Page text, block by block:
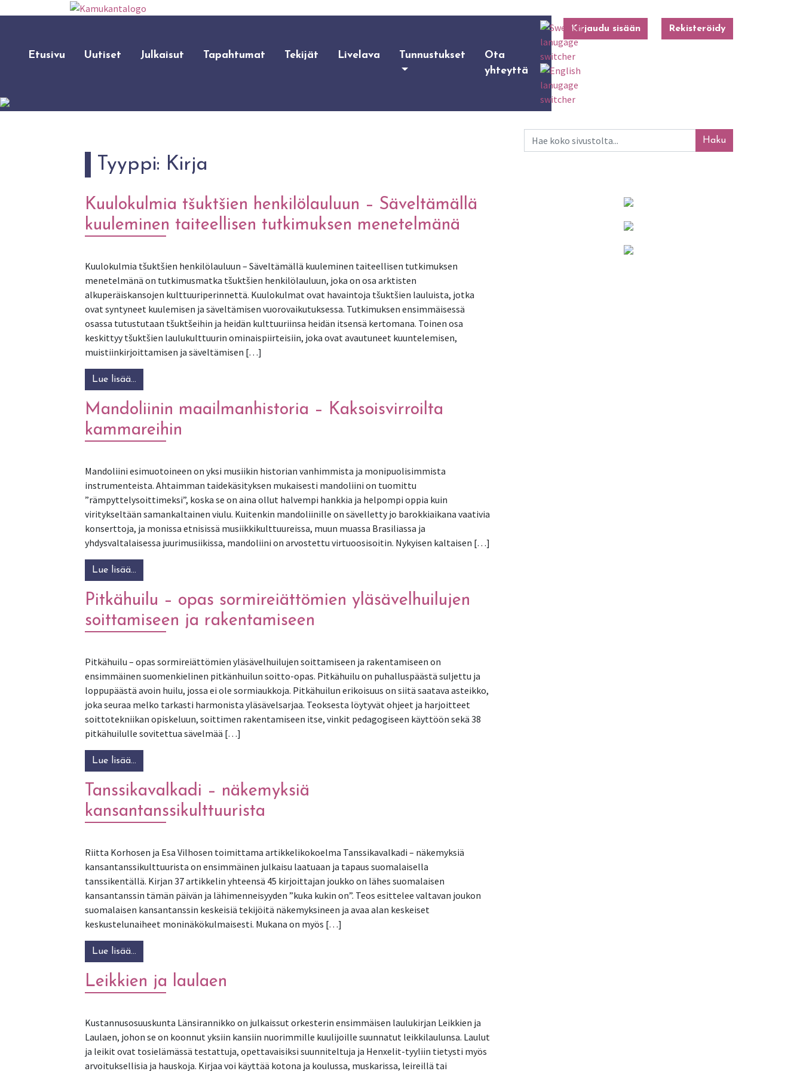
Kirjaudu sisään Rekisteröidy
Etusivu Uutiset Julkaisut Tapahtumat Tekijät Livelava Tunnustukset
Ota
yhteyttä
Tyyppi: Kirja
Kuulokulmia tšuktšien henkilölauluun – Säveltämällä
kuuleminen taiteellisen tutkimuksen menetelmänä
Kuulokulmia tšuktšien henkilölauluun – Säveltämällä kuuleminen taiteellisen tutkimuksen
menetelmänä on tutkimusmatka tšuktšien henkilölauluun, joka on osa arktisten
alkuperäiskansojen kulttuuriperinnettä. Kuulokulmat ovat havaintoja tšuktšien lauluista, jotka
ovat syntyneet kuulemisen ja säveltämisen vuorovaikutuksessa. Tutkimuksen ensimmäisessä
osassa tutustutaan tšuktšeihin ja heidän kulttuuriinsa heidän itsensä kertomana. Toinen osa
keskittyy tšuktšien laulukulttuurin ominaispiirteisiin, joka ovat avautuneet kuuntelemisen,
muistiinkirjoittamisen ja säveltämisen […]
Lue lisää…
Mandoliinin maailmanhistoria – Kaksoisvirroilta
kammareihin
Mandoliini esimuotoineen on yksi musiikin historian vanhimmista ja monipuolisimmista
instrumenteista. Ahtaimman taidekäsityksen mukaisesti mandoliini on tuomittu
”rämpyttelysoittimeksi”, koska se on aina ollut halvempi hankkia ja helpompi oppia kuin
viritykseltään samankaltainen viulu. Kuitenkin mandoliinille on sävelletty jo barokkiaikana vaativia
konserttoja, ja monissa etnisissä musiikkikulttuureissa, muun muassa Brasiliassa ja
yhdysvaltalaisessa juurimusiikissa, mandoliini on arvostettu virtuoosisoitin. Nykyisen kaltaisen […]
Lue lisää…
Pitkähuilu – opas sormireiättömien yläsävelhuilujen
soittamiseen ja rakentamiseen
Pitkähuilu – opas sormireiättömien yläsävelhuilujen soittamiseen ja rakentamiseen on
ensimmäinen suomenkielinen pitkänhuilun soitto-opas. Pitkähuilu on puhalluspäästä suljettu ja
loppupäästä avoin huilu, jossa ei ole sormiaukkoja. Pitkähuilun erikoisuus on siitä saatava asteikko,
joka seuraa melko tarkasti harmonista yläsävelsarjaa. Teoksesta löytyvät ohjeet ja harjoitteet
soittotekniikan opiskeluun, soittimen rakentamiseen itse, vinkit pedagogiseen käyttöön sekä 38
pitkähuilulle sovitettua sävelmää […]
Lue lisää…
Tanssikavalkadi – näkemyksiä
kansantanssikulttuurista
Riitta Korhosen ja Esa Vilhosen toimittama artikkelikokoelma Tanssikavalkadi – näkemyksiä
kansantanssikulttuurista on ensimmäinen julkaisu laatuaan ja tapaus suomalaisella
tanssikentällä. Kirjan 37 artikkelin yhteensä 45 kirjoittajan joukko on lähes suomalaisen
kansantanssin tämän päivän ja lähimenneisyyden ”kuka kukin on”. Teos esittelee valtavan joukon
suomalaisen kansantanssin keskeisiä tekijöitä näkemyksineen ja avaa alan keskeiset
keskustelunaiheet moninäkökulmaisesti. Mukana on myös […]
Lue lisää…
Leikkien ja laulaen
Kustannusosuuskunta Länsirannikko on julkaissut orkesterin ensimmäisen laulukirjan Leikkien ja
Laulaen, johon se on koonnut yksiin kansiin nuorimmille kuulijoille suunnatut leikkilaulunsa. Laulut
ja leikit ovat tosielämässä testattuja, opettavaisiksi suunniteltuja ja Henxelit-tyyliin tietysti myös
arvoituksellisia ja hauskoja. Kirjaa voi käyttää kotona ja koulussa, muskarissa, leireillä tai
Haku